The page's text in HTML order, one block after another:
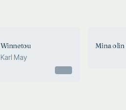
Winnetou
Karl May
Mina olin